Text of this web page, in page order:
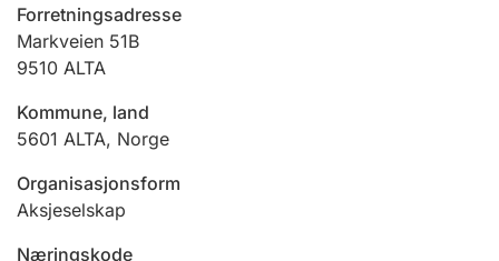
Jeger
Ektepaktveileder
Forretningsadresse
Markveien 51B
9510 ALTA
Kommune, land
5601 ALTA, Norge
Organisasjonsform
Aksjeselskap
Næringskode